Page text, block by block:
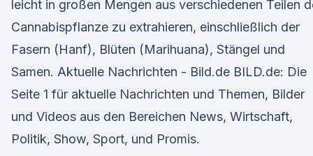
leicht in großen Mengen aus verschiedenen Teilen
Cannabispflanze zu extrahieren, einschließlich der
Fasern (Hanf), Blüten (Marihuana), Stängel und
Samen. Aktuelle Nachrichten - Bild.de BILD.de: Die
Seite 1 für aktuelle Nachrichten und Themen, Bilder
und Videos aus den Bereichen News, Wirtschaft,
Politik, Show, Sport, und Promis.